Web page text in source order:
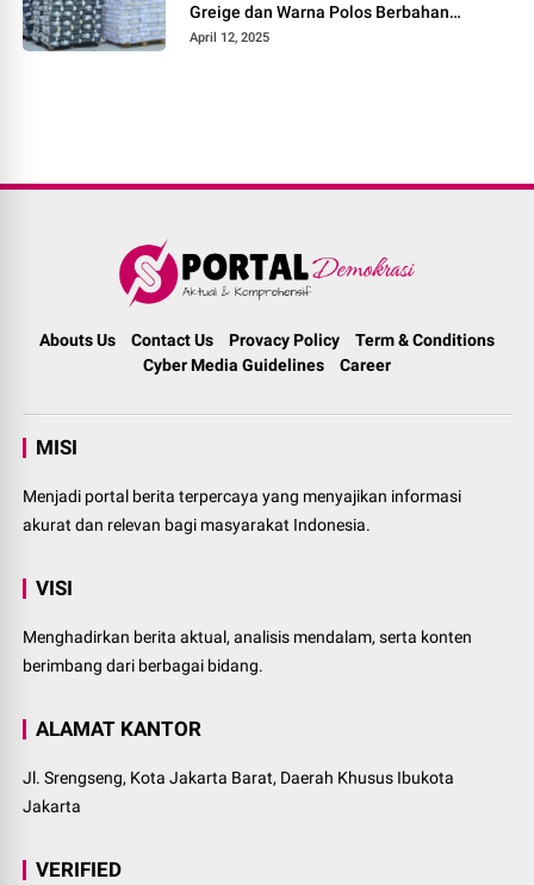
Greige dan Warna Polos Berbahan
Tetoron Rayon
April 12, 2025
Abouts Us Contact Us Provacy Policy
Term & Conditions
Cyber Media Guidelines
Career
MISI
Menjadi portal berita terpercaya yang menyajikan informasi
akurat dan relevan bagi masyarakat Indonesia.
VISI
Menghadirkan berita aktual, analisis mendalam, serta konten
berimbang dari berbagai bidang.
ALAMAT KANTOR
Jl. Srengseng, Kota Jakarta Barat, Daerah Khusus Ibukota
Jakarta
VERIFIED